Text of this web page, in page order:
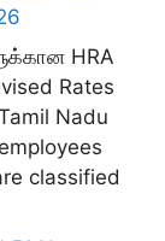
HRA
Rates
Nadu
classified